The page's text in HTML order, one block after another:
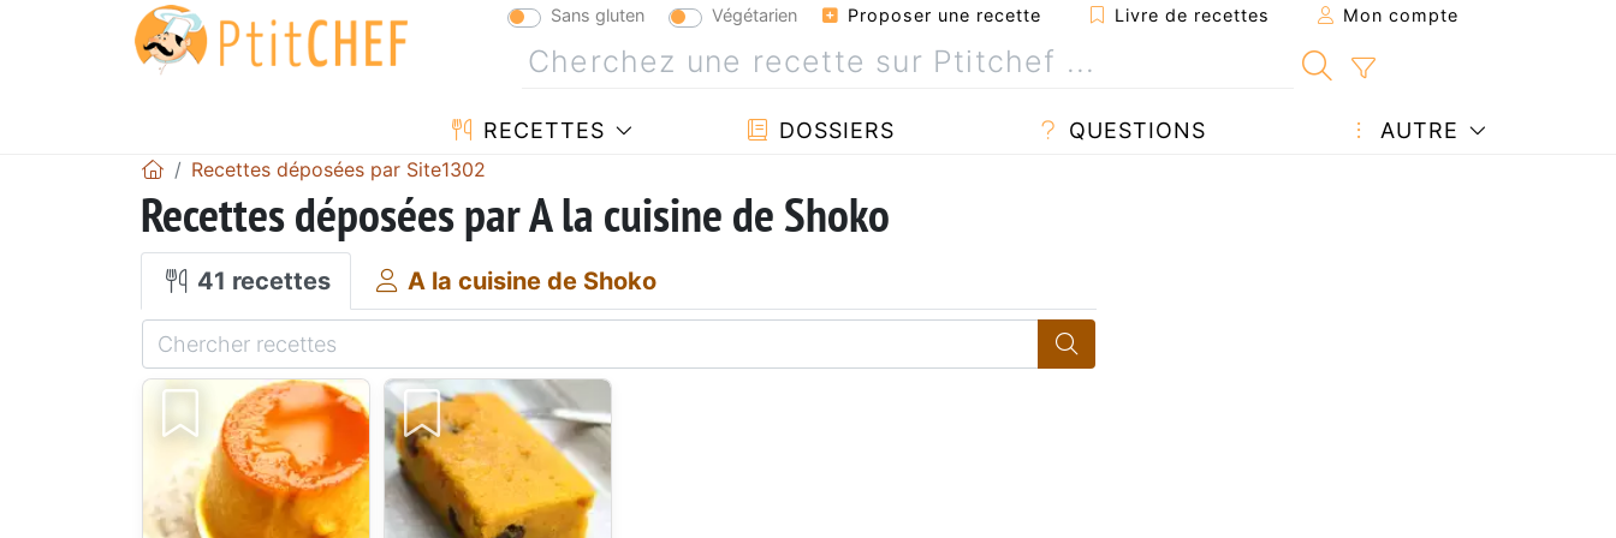
Sans gluten Végétarien Proposer une recette Livre de recettes Mon compte
RECETTES DOSSIERS QUESTIONS AUTRE
Recettes déposées par Site1302
Recettes déposées par A la cuisine de Shoko
41 recettes A la cuisine de Shoko